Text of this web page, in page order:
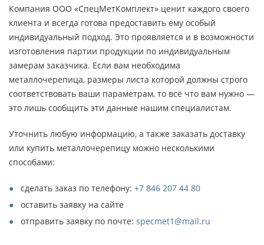
Компания ООО «СпецМетКомплект» ценит каждого своего
клиента и всегда готова предоставить ему особый
индивидуальный подход. Это проявляется и в возможности
изготовления партии продукции по индивидуальным
замерам заказчика. Если вам необходима
металлочерепица, размеры листа которой должны строго
соответствовать ваши параметрам, то всё что вам нужно —
это лишь сообщить эти данные нашим специалистам.
Уточнить любую информацию, а также заказать доставку
или купить металлочерепицу можно несколькими
способами:
сделать заказ по телефону: +7 846 207 44 80
оставить заявку на сайте
отправить заявку по почте: specmet1@mail.ru